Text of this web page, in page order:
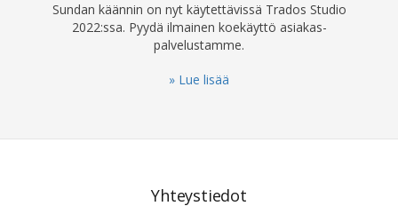
Sundan käännin on nyt käytettävissä Trados Studio
2022:ssa. Pyydä ilmainen koekäyttö asiakas­
palvelustamme.
» Lue lisää
Yhteystiedot